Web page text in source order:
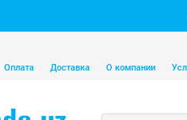
Оплата Доставка О компании